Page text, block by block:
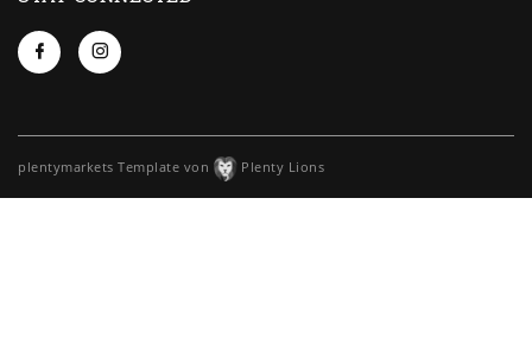
plentymarkets Template von Plenty Lions